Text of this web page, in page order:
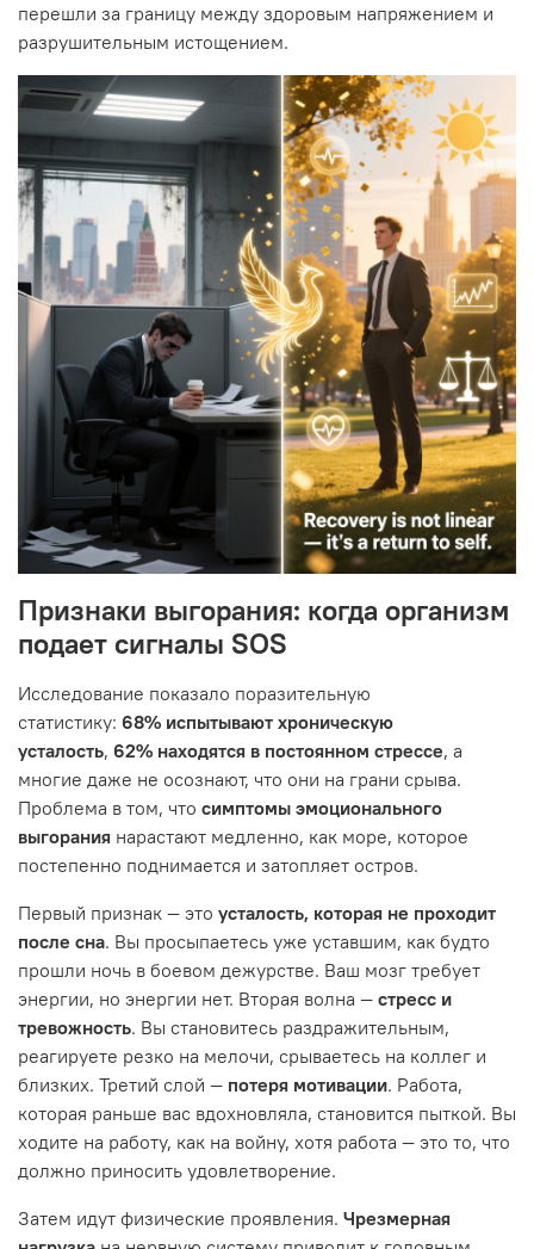
перешли за границу между здоровым напряжением и
разрушительным истощением.
Признаки выгорания: когда организм
подает сигналы SOS
Исследование показало поразительную
статистику: 68% испытывают хроническую
усталость, 62% находятся в постоянном стрессе, а
многие даже не осознают, что они на грани срыва.
Проблема в том, что симптомы эмоционального
выгорания нарастают медленно, как море, которое
постепенно поднимается и затопляет остров.
Первый признак — это усталость, которая не проходит
после сна. Вы просыпаетесь уже уставшим, как будто
прошли ночь в боевом дежурстве. Ваш мозг требует
энергии, но энергии нет. Вторая волна — стресс и
тревожность. Вы становитесь раздражительным,
реагируете резко на мелочи, срываетесь на коллег и
близких. Третий слой — потеря мотивации. Работа,
которая раньше вас вдохновляла, становится пыткой. Вы
ходите на работу, как на войну, хотя работа — это то, что
должно приносить удовлетворение.
Затем идут физические проявления. Чрезмерная